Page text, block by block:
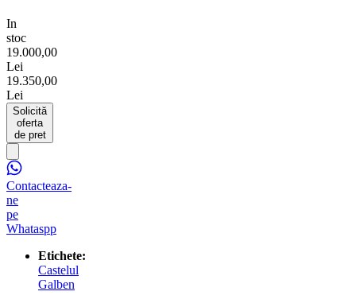
In
stoc
19.000,00
Lei
19.350,00
Lei
Solicită
oferta
de pret
Contacteaza-
ne
pe
Whataspp
Etichete:
Castelul
Galben